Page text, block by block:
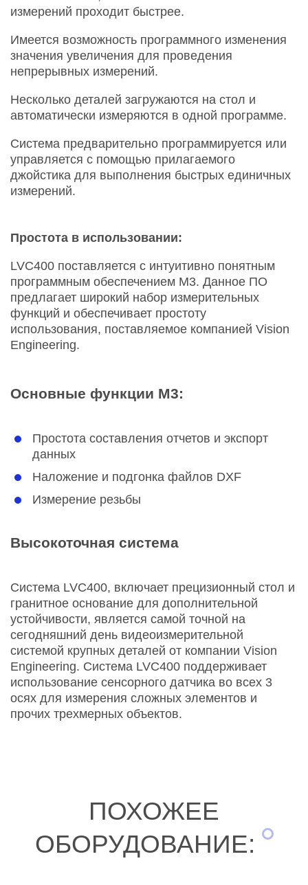
измерений проходит быстрее.
Имеется возможность программного изменения
значения увеличения для проведения
непрерывных измерений.
Несколько деталей загружаются на стол и
автоматически измеряются в одной программе.
Система предварительно программируется или
управляется с помощью прилагаемого
джойстика для выполнения быстрых единичных
измерений.
Простота в использовании:
LVC400 поставляется с интуитивно понятным
программным обеспечением M3. Данное ПО
предлагает широкий набор измерительных
функций и обеспечивает простоту
использования, поставляемое компанией Vision
Engineering.
Основные функции M3:
Простота составления отчетов и экспорт
данных
Наложение и подгонка файлов DXF
Измерение резьбы
Высокоточная система
Система LVC400, включает прецизионный стол и
гранитное основание для дополнительной
устойчивости, является самой точной на
сегодняшний день видеоизмерительной
системой крупных деталей от компании Vision
Engineering. Система LVC400 поддерживает
использование сенсорного датчика во всех 3
осях для измерения сложных элементов и
прочих трехмерных объектов.
ПОХОЖЕЕ
ОБОРУДОВАНИЕ: